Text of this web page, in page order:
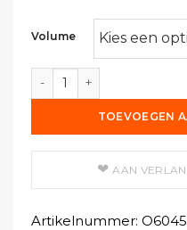
Volume
Schellak Politoer -
TOEVOEGEN
AAN
Artikelnummer: